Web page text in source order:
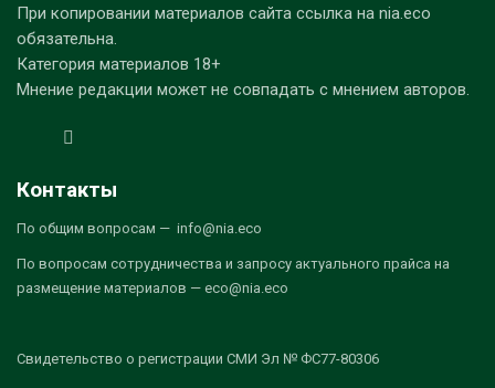
При копировании материалов сайта ссылка на nia.eco
обязательна.
Категория материалов 18+
Мнение редакции может не совпадать с мнением авторов.
Контакты
По общим вопросам — info@nia.eco
По вопросам сотрудничества и запросу актуального прайса на
размещение материалов — eco@nia.eco
Свидетельство о регистрации СМИ Эл № ФС77-80306